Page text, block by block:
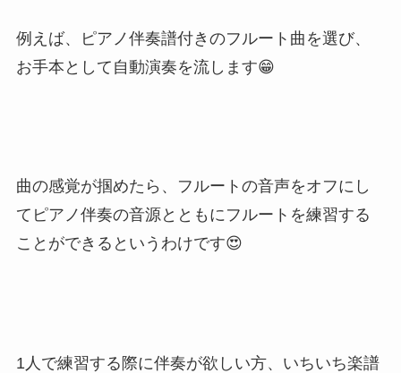
例えば、ピアノ伴奏譜付きのフルート曲を選び、
お手本として自動演奏を流します😁
曲の感覚が掴めたら、フルートの音声をオフにし
てピアノ伴奏の音源とともにフルートを練習する
ことができるというわけです😍
1人で練習する際に伴奏が欲しい方、いちいち楽譜